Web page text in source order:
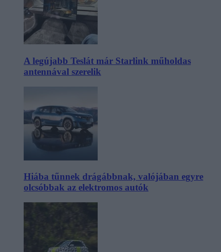
A legújabb Teslát már Starlink műholdas
antennával szerelik
Hiába tűnnek drágábbnak, valójában egyre
olcsóbbak az elektromos autók